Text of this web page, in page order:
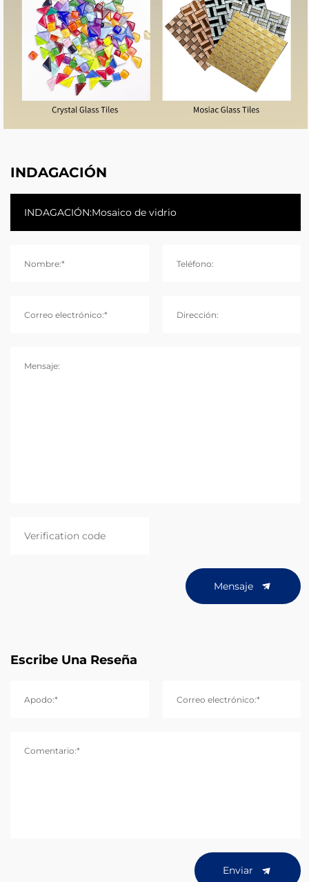
INDAGACIÓN
Nombre:* Teléfono:
Correo electrónico:* Dirección:
Mensaje:
Mensaje
Escribe Una Reseña
Apodo:* Correo electrónico:*
Comentario:*
Enviar